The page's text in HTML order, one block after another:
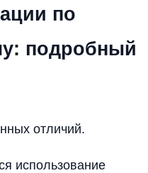
по
подробный
отличий.
использование